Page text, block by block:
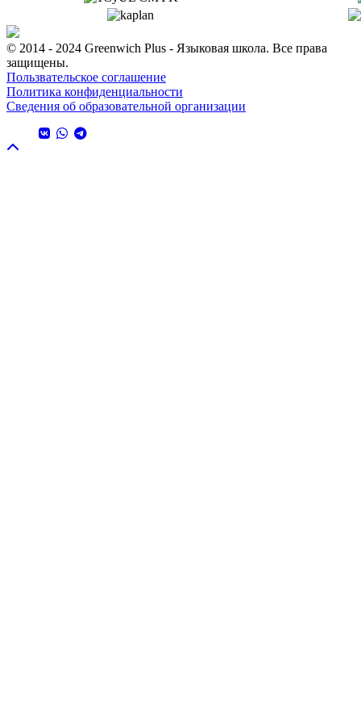
© 2014 - 2024 Greenwich Plus - Языковая школа. Все права
защищены.
Пользвательское соглашение
Политика конфиденциальности
Сведения об образовательной организации